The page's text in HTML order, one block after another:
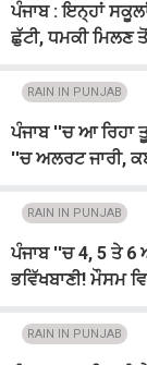
ਪੰਜਾਬ : ਇਨ੍ਹਾਂ
ਛੁੱਟੀ, ਧਮਕੀ ਮਿਲਣ
RAIN IN PUNJAB
ਪੰਜਾਬ ''ਚ ਆ ਰਿਹਾ
''ਚ ਅਲਰਟ ਜਾਰੀ,
RAIN IN PUNJAB
ਪੰਜਾਬ ''ਚ 4, 5 ਤੇ
ਭਵਿੱਖਬਾਣੀ! ਮੌਸਮ
RAIN IN PUNJAB